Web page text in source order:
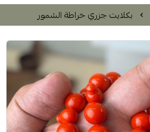
بكلايت جزري خراطة الشمور